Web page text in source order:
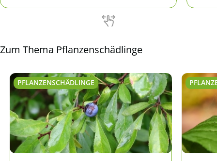
Zum Thema Pflanzenschädlinge
PFLANZENSCHÄDLINGE